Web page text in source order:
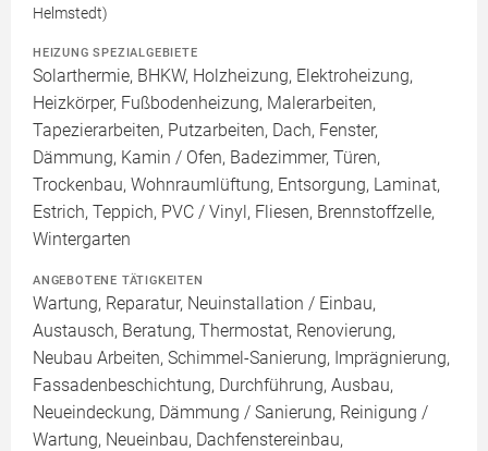
Helmstedt)
HEIZUNG SPEZIALGEBIETE
Solarthermie, BHKW, Holzheizung, Elektroheizung,
Heizkörper, Fußbodenheizung, Malerarbeiten,
Tapezierarbeiten, Putzarbeiten, Dach, Fenster,
Dämmung, Kamin / Ofen, Badezimmer, Türen,
Trockenbau, Wohnraumlüftung, Entsorgung, Laminat,
Estrich, Teppich, PVC / Vinyl, Fliesen, Brennstoffzelle,
Wintergarten
ANGEBOTENE TÄTIGKEITEN
Wartung, Reparatur, Neuinstallation / Einbau,
Austausch, Beratung, Thermostat, Renovierung,
Neubau Arbeiten, Schimmel-Sanierung, Imprägnierung,
Fassadenbeschichtung, Durchführung, Ausbau,
Neueindeckung, Dämmung / Sanierung, Reinigung /
Wartung, Neueinbau, Dachfenstereinbau,